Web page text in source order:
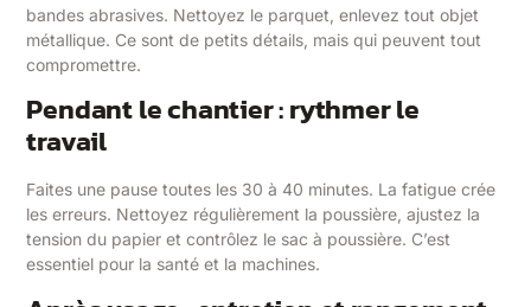
bandes abrasives. Nettoyez le parquet, enlevez tout objet
métallique. Ce sont de petits détails, mais qui peuvent tout
compromettre.
Pendant le chantier : rythmer le
travail
Faites une pause toutes les 30 à 40 minutes. La fatigue crée
les erreurs. Nettoyez régulièrement la poussière, ajustez la
tension du papier et contrôlez le sac à poussière. C’est
essentiel pour la santé et la machines.